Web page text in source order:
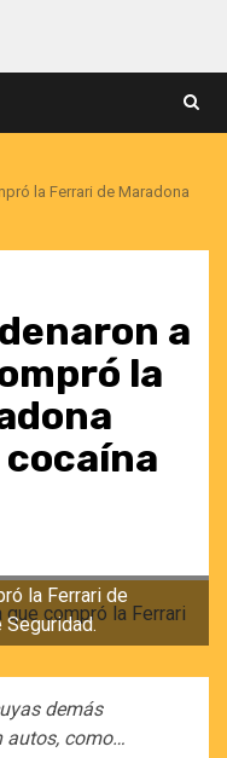
la Ferrari de Maradona
a
la
la Ferrari de
demás
autos, como…